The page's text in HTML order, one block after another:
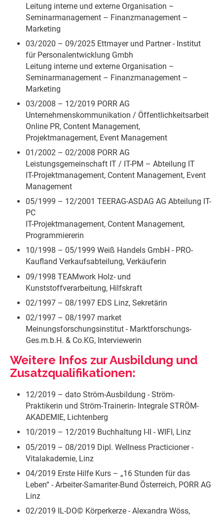
Leitung interne und externe Organisation –
Seminarmanagement – Finanzmanagement –
Marketing
03/2020 – 09/2025 Ettmayer und Partner - Institut
für Personalentwicklung Gmbh
Leitung interne und externe Organisation –
Seminarmanagement – Finanzmanagement –
Marketing
03/2008 – 12/2019 PORR AG
Unternehmenskommunikation / Öffentlichkeitsarbeit
Online PR, Content Management,
Projektmanagement, Event Management
01/2002 – 02/2008 PORR AG
Leistungsgemeinschaft IT / IT-PM – Abteilung IT
IT-Projektmanagement, Content Management, Event
Management
05/1999 – 12/2001 TEERAG-ASDAG AG Abteilung IT-
PC
IT-Projektmanagement, Content Management,
Programmiererin
10/1998 – 05/1999 Weiß Handels GmbH - PRO-
Kaufland Verkaufsabteilung, Verkäuferin
09/1998 TEAMwork Holz- und
Kunststoffverarbeitung, Hilfskraft
02/1997 – 08/1997 EDS Linz, Sekretärin
02/1997 – 08/1997 market
Meinungsforschungsinstitut - Marktforschungs-
Ges.m.b.H. & Co.KG, Interviewerin
​Weitere Infos zur Ausbildung und
Zusatzqualifikationen:
​​12/2019 – dato Ström-Ausbildung - Ström-
Praktikerin und Ström-Trainerin- Integrale STRÖM-
AKADEMIE, Lichtenberg
10/2019 – 12/2019 Buchhaltung I-II - WIFI, Linz
05/2019 – 08/2019 Dipl. Wellness Practicioner -
Vitalakademie, Linz
04/2019 Erste Hilfe Kurs – „16 Stunden für das
Leben“ - Arbeiter-Samariter-Bund Österreich, PORR AG
Linz
02/2019 IL-DO© Körperkerze - Alexandra Wöss,